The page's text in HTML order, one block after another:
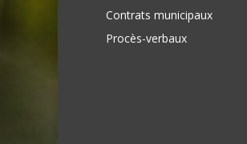
Contrats municipaux
Procès-verbaux